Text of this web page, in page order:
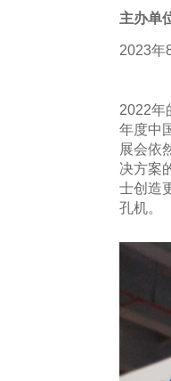
主办单
2023年
2022年
年度中
展会依
决方案
士创造
孔机。